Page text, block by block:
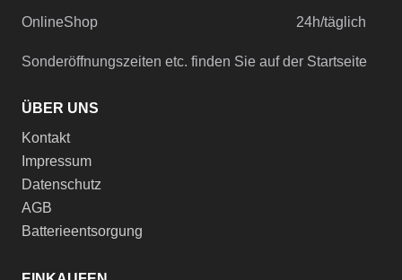
OnlineShop 24h/täglich
Sonderöffnungszeiten etc. finden Sie auf der Startseite
ÜBER UNS
Kontakt
Impressum
Datenschutz
AGB
Batterieentsorgung